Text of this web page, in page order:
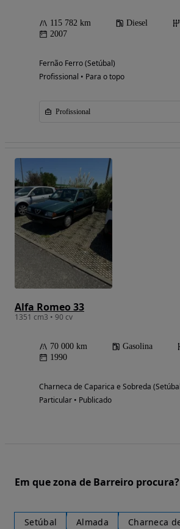
115 782 km Diesel
2007
Fernão Ferro (Setúbal)
Profissional • Para o topo
Profissional
Alfa Romeo 33
1351 cm3 • 90 cv
70 000 km Gasolina
1990
Charneca de Caparica e Sobreda
Particular • Publicado
Em que zona de Barreiro procura?
Setúbal Almada Charneca